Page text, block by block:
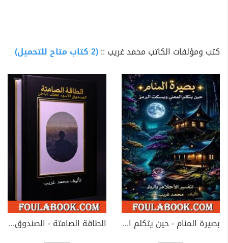
كتب ومؤلفات الكاتب محمد غريب ::(2 كتاب متاح للتحميل)
بصيرة المنام - حين يتكلم المعنى ويسكت الرمز الطاقة الصامتة - الصندوق الأسود لعقلك الباطن